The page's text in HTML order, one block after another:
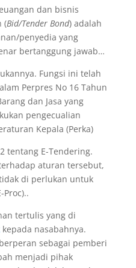
dan bisnis
(Bid/Tender Bond) adalah
penyedia yang
bertanggung jawab…
Fungsi ini telah
Perpres No 16 Tahun
dan Jasa yang
pengecualian
Kepala (Perka)
tentang E-Tendering.
aturan tersebut,
di perlukan untuk
Proc)..
tertulis yang di
kepada nasabahnya.
sebagai pemberi
menjadi pihak